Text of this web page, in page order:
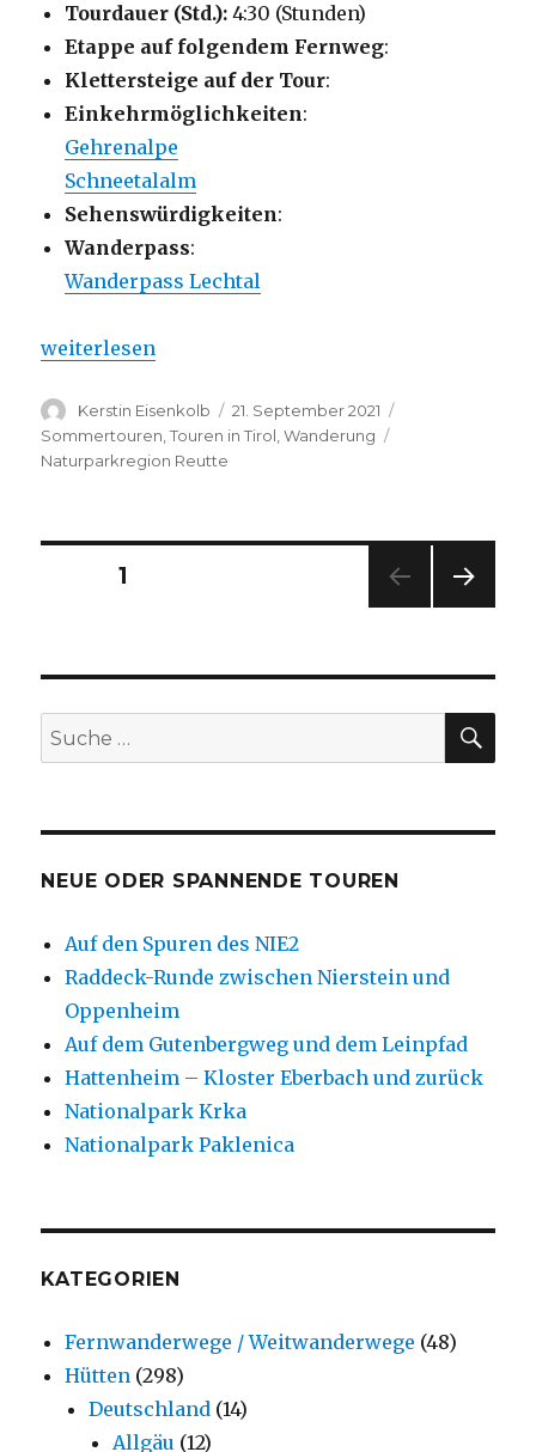
Tourdauer (Std.): 4:30 (Stunden)
Etappe auf folgendem Fernweg:
Klettersteige auf der Tour:
Einkehrmöglichkeiten:
Gehrenalpe
Schneetalalm
Sehenswürdigkeiten:
Wanderpass:
Wanderpass Lechtal
„Almenrunde am Hahnenkamm bei Reutte“
weiterlesen
Autor
Kerstin Eisenkolb
Veröffentlicht
am
21. September 2021
Sommertouren,Touren in Tirol,Wanderung
Naturparkregion Reutte
Seitennummerierung
Beiträge
SEITE1
E
Suche
nach:
NEUE ODER SPANNENDE TOUREN
Auf den Spuren des NIE2
Raddeck-Runde zwischen Nierstein und
Oppenheim
Auf dem Gutenbergweg und dem Leinpfad
Hattenheim – Kloster Eberbach und zurück
Nationalpark Krka
Nationalpark Paklenica
KATEGORIEN
Fernwanderwege / Weitwanderwege (48)
Hütten (298)
Deutschland (14)
Allgäu (12)